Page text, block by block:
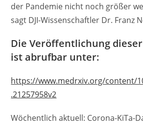
der Pandemie nicht noch größer
sagt DJI-Wissenschaftler Dr. Franz
Die Veröffentlichung
ist abrufbar unter:
https://www.medrxiv.org/content/
.21257958v2
Wöchentlich aktuell: Corona-KiTa-